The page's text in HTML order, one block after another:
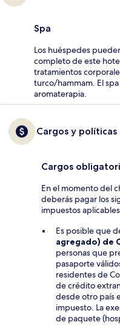
Spa
Los huéspedes
completo de este
tratamientos
turco/hammam. El
aromaterapia.
Cargos y políticas
Cargos
En el momento del
deberás pagar los
impuestos
Es posible que
agregado) de
personas que
pasaporte
residentes de
de crédito
desde otro país
impuesto. La
de paquete